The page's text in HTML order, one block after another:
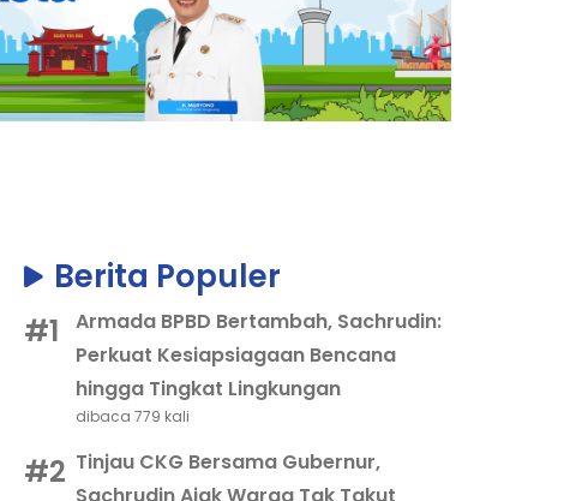
Berita Populer
#1
Armada BPBD Bertambah, Sachrudin:
Perkuat Kesiapsiagaan Bencana
hingga Tingkat Lingkungan
dibaca 779 kali
#2 Tinjau CKG Bersama Gubernur,